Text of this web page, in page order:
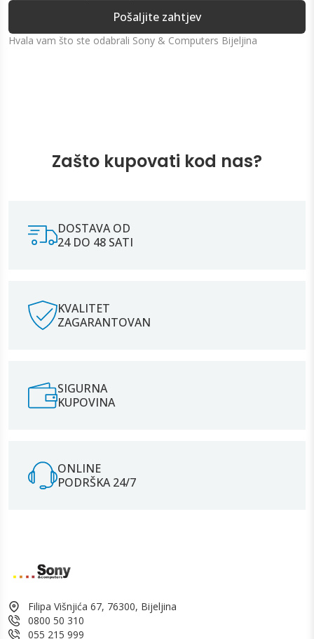
Pošaljite zahtjev
Hvala vam što ste odabrali Sony & Computers Bijeljina
Zašto kupovati kod nas?
DOSTAVA OD
24 DO 48 SATI
KVALITET
ZAGARANTOVAN
SIGURNA
KUPOVINA
ONLINE
PODRŠKA 24/7
Filipa Višnjića 67, 76300, Bijeljina
0800 50 310
055 215 999